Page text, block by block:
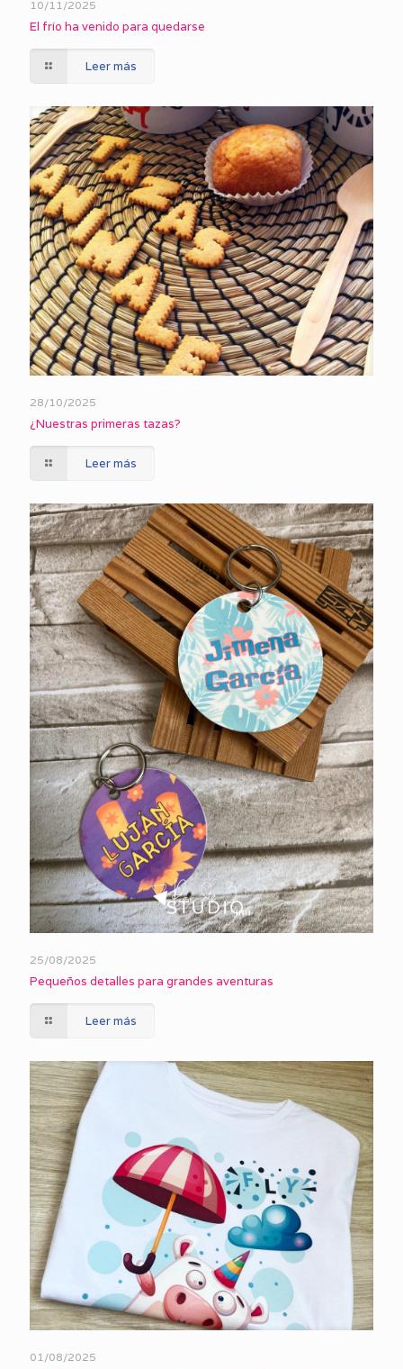
10/11/2025
El frío ha venido para quedarse
Leer más
28/10/2025
¿Nuestras primeras tazas?
Leer más
25/08/2025
Pequeños detalles para grandes aventuras
Leer más
01/08/2025